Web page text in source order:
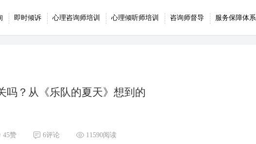
即时倾诉 心理咨询师培训 心理倾听师培训 咨询师督导 服务保障体系
吗？从《乐队的夏天》想到的
45赞 6评论 11590阅读